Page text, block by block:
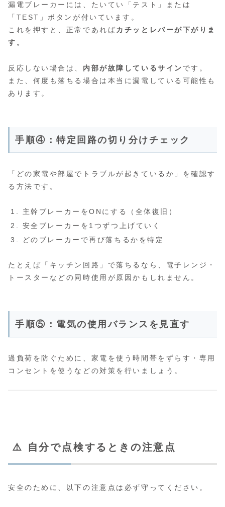
漏電ブレーカーには、たいてい「テスト」または
「TEST」ボタンが付いています。
これを押すと、正常であればカチッとレバーが下がりま
す。
反応しない場合は、 内部が故障しているサイン です。
また、何度も落ちる場合は本当に漏電している可能性も
あります。
手順④：特定回路の切り分けチェック
「どの家電や部屋でトラブルが起きているか」を確認す
る方法です。
主幹ブレーカーをONにする（全体復旧）
安全ブレーカーを1つずつ上げていく
どのブレーカーで再び落ちるかを特定
たとえば「キッチン回路」で落ちるなら、電子レンジ・
トースターなどの同時使用が原因かもしれません。
手順⑤：電気の使用バランスを見直す
過負荷を防ぐために、家電を使う時間帯をずらす・専用
コンセントを使うなどの対策を行いましょう。
⚠️ 自分で点検するときの注意点
安全のために、以下の注意点は必ず守ってください。